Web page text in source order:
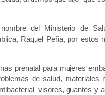
del Ministerio de
Raquel Peña, por estos
prenatal para mujeres
de salud,
visores, guantes